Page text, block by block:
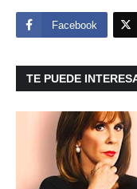
Facebook
TE PUEDE